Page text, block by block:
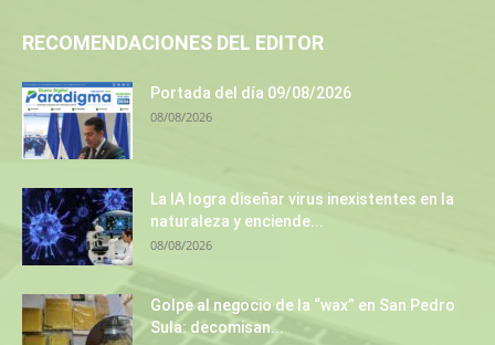
RECOMENDACIONES DEL EDITOR
Portada del día 09/08/2026
08/08/2026
La IA logra diseñar virus inexistentes en la
naturaleza y enciende...
08/08/2026
Golpe al negocio de la “wax” en San Pedro
Sula: decomisan...